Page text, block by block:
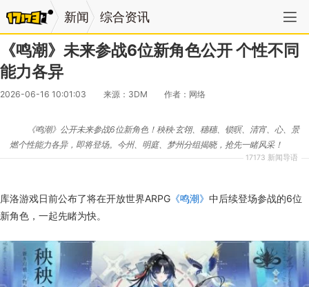
新闻 综合资讯
《鸣潮》未来参战6位新角色公开 个性不同
能力各异
2026-06-16 10:01:03 来源：3DM 作者：网络
17173 新闻导语
《鸣潮》公开未来参战6位新角色！秧秧·玄翎、穗穗、锁暝、清宵、心、景
燃个性能力各异，即将登场。今州、明庭、梦州分组揭晓，抢先一睹风采！
库洛游戏日前公布了将在开放世界ARPG 《鸣潮》 中后续登场参战的6位
新角色，一起先睹为快。